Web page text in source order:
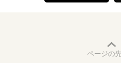
ページの